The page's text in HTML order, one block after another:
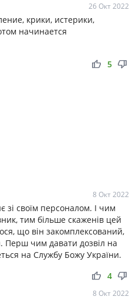
26 Окт 2022
крики, истерики,
начинается
thumb_up thumb_down
5
8 Окт 2022
зі своїм персоналом. І чим
тим більше скаженів цей
що він закомплексований,
Перш чим давати дозвіл на
на Службу Божу України.
thumb_up thumb_down
4
8 Окт 2022